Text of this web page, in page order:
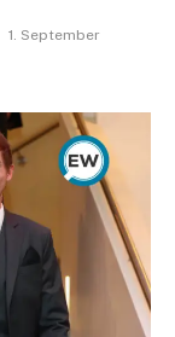
1. September